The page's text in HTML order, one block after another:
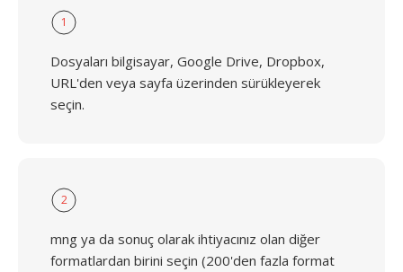
1
Dosyaları bilgisayar, Google Drive, Dropbox,
URL'den veya sayfa üzerinden sürükleyerek
seçin.
2
mng ya da sonuç olarak ihtiyacınız olan diğer
formatlardan birini seçin (200'den fazla format